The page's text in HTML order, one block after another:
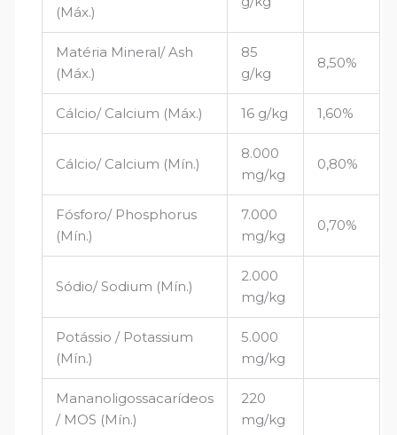
(Máx.)
Matéria Mineral/ Ash
(Máx.)
85
g/kg
8,50%
Cálcio/ Calcium (Máx.) 16 g/kg 1,60%
Cálcio/ Calcium (Mín.)
8.000
mg/kg
0,80%
Fósforo/ Phosphorus
(Mín.)
7.000
mg/kg
0,70%
Sódio/ Sodium (Mín.)
2.000
mg/kg
Potássio / Potassium
(Mín.)
5.000
mg/kg
Mananoligossacarídeos
/ MOS (Mín.)
220
mg/kg